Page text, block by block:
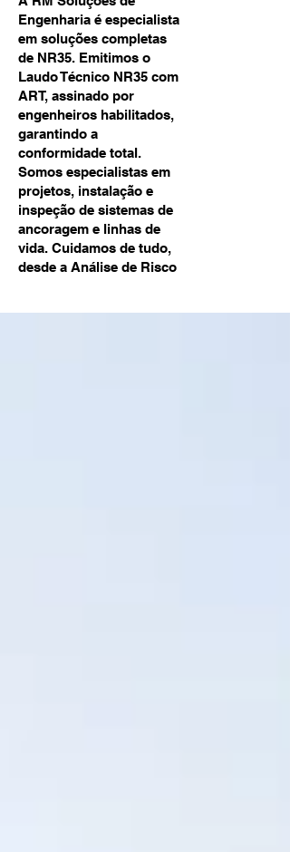
Engenharia é especialista
em soluções completas
de NR35. Emitimos o
Laudo Técnico NR35 com
ART, assinado por
engenheiros habilitados,
garantindo a
conformidade total.
Somos especialistas em
projetos, instalação e
inspeção de sistemas de
ancoragem e linhas de
vida. Cuidamos de tudo,
desde a Análise de Risco